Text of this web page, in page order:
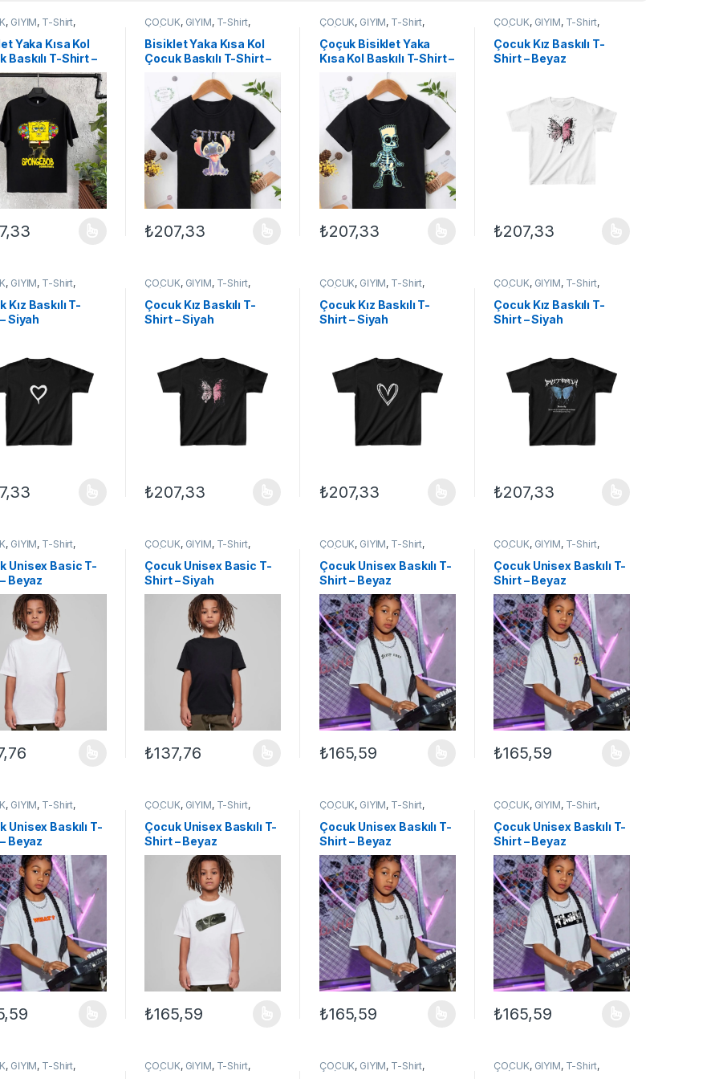
, GİYİM, T-Shirt,
ÇOCUK
Yaka Kısa Kol
Baskılı T-Shirt –
birden fazla varyasyonu var. Seçenekler ürün sayfasından seçilebilir
ÇOCUK, GİYİM, T-Shirt,
UNİSEX ÇOCUK
Bisiklet Yaka Kısa Kol
Çocuk Baskılı T-Shirt –
Siyah
₺207,33
Bu ürünün birden fazla varyasyonu var. Seçenekler ürün sayfasından seçilebilir
ÇOCUK, GİYİM, T-Shirt,
UNİSEX ÇOCUK
Çoçuk Bisiklet Yaka
Kısa Kol Baskılı T-Shirt –
Siyah
₺207,33
Bu ürünün birden fazla varyasyonu var. Seçenekler ürün sayfasından
ÇOCUK, GİYİM, T-Shirt,
UNİSEX ÇOCUK
Çocuk Kız Baskılı T-
Shirt – Beyaz
₺207,33
Bu ürünün birden fazla varyasyonu var.
, GİYİM, T-Shirt,
ÇOCUK
Kız Baskılı T-
Siyah
birden fazla varyasyonu var. Seçenekler ürün sayfasından seçilebilir
ÇOCUK, GİYİM, T-Shirt,
UNİSEX ÇOCUK
Çocuk Kız Baskılı T-
Shirt – Siyah
₺207,33
Bu ürünün birden fazla varyasyonu var. Seçenekler ürün sayfasından seçilebilir
ÇOCUK, GİYİM, T-Shirt,
UNİSEX ÇOCUK
Çocuk Kız Baskılı T-
Shirt – Siyah
₺207,33
Bu ürünün birden fazla varyasyonu var. Seçenekler ürün sayfasından
ÇOCUK, GİYİM, T-Shirt,
UNİSEX ÇOCUK
Çocuk Kız Baskılı T-
Shirt – Siyah
₺207,33
Bu ürünün birden fazla varyasyonu var.
, GİYİM, T-Shirt,
Unisex Basic T-
Beyaz
birden fazla varyasyonu var. Seçenekler ürün sayfasından seçilebilir
ÇOCUK, GİYİM, T-Shirt,
Çocuk Unisex Basic T-
Shirt – Siyah
₺137,76
Bu ürünün birden fazla varyasyonu var. Seçenekler ürün sayfasından seçilebilir
ÇOCUK, GİYİM, T-Shirt,
Çocuk Unisex Baskılı T-
Shirt – Beyaz
₺165,59
Bu ürünün birden fazla varyasyonu var. Seçenekler ürün sayfasından
ÇOCUK, GİYİM, T-Shirt,
Çocuk Unisex Baskılı T-
Shirt – Beyaz
₺165,59
Bu ürünün birden fazla varyasyonu var.
, GİYİM, T-Shirt,
Unisex Baskılı T-
Beyaz
birden fazla varyasyonu var. Seçenekler ürün sayfasından seçilebilir
ÇOCUK, GİYİM, T-Shirt,
Çocuk Unisex Baskılı T-
Shirt – Beyaz
₺165,59
Bu ürünün birden fazla varyasyonu var. Seçenekler ürün sayfasından seçilebilir
ÇOCUK, GİYİM, T-Shirt,
Çocuk Unisex Baskılı T-
Shirt – Beyaz
₺165,59
Bu ürünün birden fazla varyasyonu var. Seçenekler ürün sayfasından
ÇOCUK, GİYİM, T-Shirt,
Çocuk Unisex Baskılı T-
Shirt – Beyaz
₺165,59
Bu ürünün birden fazla varyasyonu var.
, GİYİM, T-Shirt,
ÇOCUK, GİYİM, T-Shirt,
UNİSEX ÇOCUK
ÇOCUK, GİYİM, T-Shirt,
UNİSEX ÇOCUK
ÇOCUK, GİYİM, T-Shirt,
UNİSEX ÇOCUK